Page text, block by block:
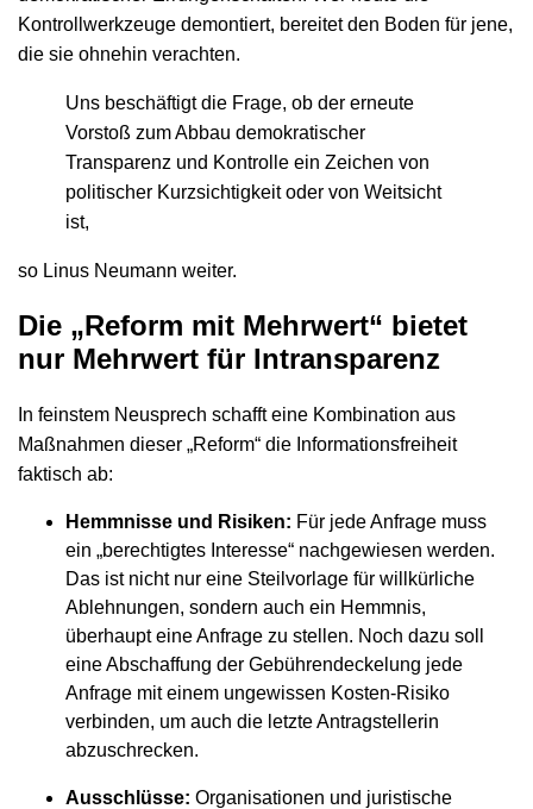
Kontrollwerkzeuge demontiert, bereitet den Boden für jene,
die sie ohnehin verachten.
Uns beschäftigt die Frage, ob der erneute
Vorstoß zum Abbau demokratischer
Transparenz und Kontrolle ein Zeichen von
politischer Kurzsichtigkeit oder von Weitsicht
ist,
so Linus Neumann weiter.
Die „Reform mit Mehrwert“ bietet
nur Mehrwert für Intransparenz
In feinstem Neusprech schafft eine Kombination aus
Maßnahmen dieser „Reform“ die Informationsfreiheit
faktisch ab:
Hemmnisse und Risiken: Für jede Anfrage muss
ein „berechtigtes Interesse“ nachgewiesen werden.
Das ist nicht nur eine Steilvorlage für willkürliche
Ablehnungen, sondern auch ein Hemmnis,
überhaupt eine Anfrage zu stellen. Noch dazu soll
eine Abschaffung der Gebührendeckelung jede
Anfrage mit einem ungewissen Kosten-Risiko
verbinden, um auch die letzte Antragstellerin
abzuschrecken.
Ausschlüsse: Organisationen und juristische